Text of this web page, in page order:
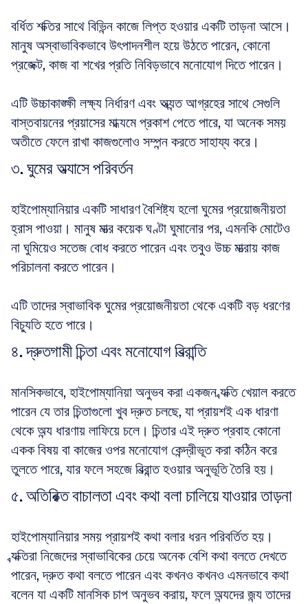
বর্ধিত শক্তির সাথে বিভিন্ন কাজে লিপ্ত হওয়ার একটি তাড়না আসে।
মানুষ অস্বাভাবিকভাবে উৎপাদনশীল হয়ে উঠতে পারেন, কোনো
প্রজেক্ট, কাজ বা শখের প্রতি নিবিড়ভাবে মনোযোগ দিতে পারেন।
এটি উচ্চাকাঙ্ক্ষী লক্ষ্য নির্ধারণ এবং অত্যন্ত আগ্রহের সাথে সেগুলি
বাস্তবায়নের প্রয়াসের মাধ্যমে প্রকাশ পেতে পারে, যা অনেক সময়
অতীতে ফেলে রাখা কাজগুলোও সম্পন্ন করতে সাহায্য করে।
৩. ঘুমের অভ্যাসে পরিবর্তন
হাইপোম্যানিয়ার একটি সাধারণ বৈশিষ্ট্য হলো ঘুমের প্রয়োজনীয়তা
হ্রাস পাওয়া। মানুষ মাত্র কয়েক ঘণ্টা ঘুমানোর পর, এমনকি মোটেও
না ঘুমিয়েও সতেজ বোধ করতে পারেন এবং তবুও উচ্চ মাত্রায় কাজ
পরিচালনা করতে পারেন।
এটি তাদের স্বাভাবিক ঘুমের প্রয়োজনীয়তা থেকে একটি বড় ধরণের
বিচ্যুতি হতে পারে।
৪. দ্রুতগামী চিন্তা এবং মনোযোগ বিভ্রান্তি
মানসিকভাবে, হাইপোম্যানিয়া অনুভব করা একজন ব্যক্তি খেয়াল করতে
পারেন যে তার চিন্তাগুলো খুব দ্রুত চলছে, যা প্রায়শই এক ধারণা
থেকে অন্য ধারণায় লাফিয়ে চলে। চিন্তার এই দ্রুত প্রবাহ কোনো
একক বিষয় বা কাজের ওপর মনোযোগ কেন্দ্রীভূত করা কঠিন করে
তুলতে পারে, যার ফলে সহজে বিভ্রান্ত হওয়ার অনুভূতি তৈরি হয়।
৫. অতিরিক্ত বাচালতা এবং কথা বলা চালিয়ে যাওয়ার তাড়না
হাইপোম্যানিয়ার সময় প্রায়শই কথা বলার ধরন পরিবর্তিত হয়।
ব্যক্তিরা নিজেদের স্বাভাবিকের চেয়ে অনেক বেশি কথা বলতে দেখতে
পারেন, দ্রুত কথা বলতে পারেন এবং কখনও কখনও এমনভাবে কথা
বলেন যা একটি মানসিক চাপ অনুভব করায়, ফলে অন্যদের জন্য তাদের